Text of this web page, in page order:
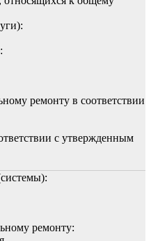
ремонту в соответствии
с утвержденным
ремонту: